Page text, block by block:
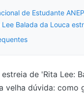
de Estudante
Lee Balada da Louca
de 'Rita Lee:
velha dúvida: como